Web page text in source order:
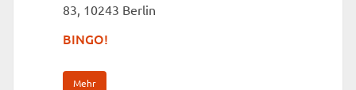
83, 10243 Berlin
BINGO!
Mehr